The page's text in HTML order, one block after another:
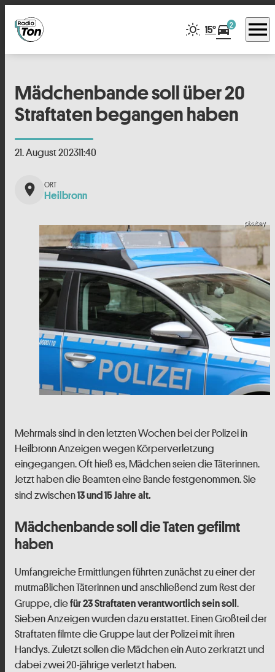
15°directions_car2 menu
Mädchenbande soll über 20
Straftaten begangen haben
21. August 202311:40
place Heilbronn
pixabay
Mehrmals sind in den letzten Wochen bei der Polizei in
Heilbronn Anzeigen wegen Körperverletzung
eingegangen. Oft hieß es, Mädchen seien die Täterinnen.
Jetzt haben die Beamten eine Bande festgenommen. Sie
sind zwischen13 und 15 Jahre alt.
Mädchenbande soll die Taten gefilmt
haben
Umfangreiche Ermittlungen führten zunächst zu einer der
mutmaßlichen Täterinnen und anschließend zum Rest der
Gruppe, diefür 23 Straftaten verantwortlich sein soll.
Sieben Anzeigen wurden dazu erstattet. Einen Großteil der
Straftaten filmte die Gruppe laut der Polizei mit ihren
Handys. Zuletzt sollen die Mädchen ein Auto zerkratzt und
dabei zwei 20-jährige verletzt haben.